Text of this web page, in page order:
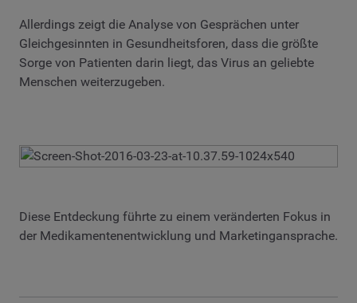
Allerdings zeigt die Analyse von Gesprächen unter
Gleichgesinnten in Gesundheitsforen, dass die größte
Sorge von Patienten darin liegt, das Virus an geliebte
Menschen weiterzugeben.
Diese Entdeckung führte zu einem veränderten Fokus in
der Medikamentenentwicklung und Marketingansprache.